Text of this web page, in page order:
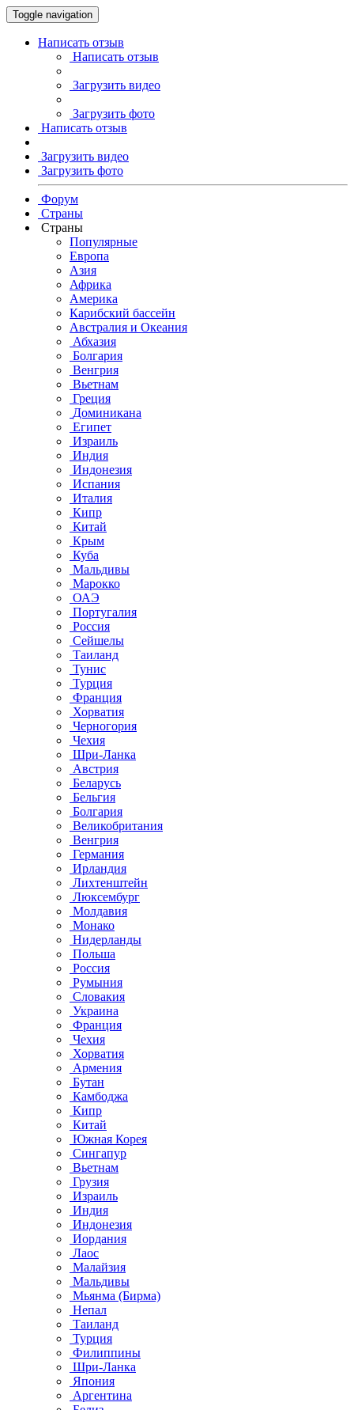
Toggle navigation
Написать отзыв
Написать отзыв
Загрузить видео
Загрузить фото
Написать отзыв
Загрузить видео
Загрузить фото
Форум
Страны
Страны
Популярные
Европа
Азия
Африка
Америка
Карибский бассейн
Австралия и Океания
Абхазия
Болгария
Венгрия
Вьетнам
Греция
Доминикана
Египет
Израиль
Индия
Индонезия
Испания
Италия
Кипр
Китай
Крым
Куба
Мальдивы
Марокко
ОАЭ
Португалия
Россия
Сейшелы
Таиланд
Тунис
Турция
Франция
Хорватия
Черногория
Чехия
Шри-Ланка
Австрия
Беларусь
Бельгия
Болгария
Великобритания
Венгрия
Германия
Ирландия
Лихтенштейн
Люксембург
Молдавия
Монако
Нидерланды
Польша
Россия
Румыния
Словакия
Украина
Франция
Чехия
Хорватия
Армения
Бутан
Камбоджа
Кипр
Китай
Южная Корея
Сингапур
Вьетнам
Грузия
Израиль
Индия
Индонезия
Иордания
Лаос
Малайзия
Мальдивы
Мьянма (Бирма)
Непал
Таиланд
Турция
Филиппины
Шри-Ланка
Япония
Аргентина